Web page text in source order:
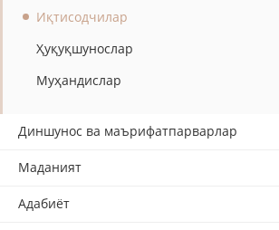
Иқтисодчилар
Ҳуқуқшунослар
Муҳандислар
Диншунос ва маърифатпарварлар
Маданият
Адабиёт